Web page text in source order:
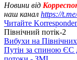
Новини від
наш канал https://
Читайте
Північний потік-2
Вибухи на
Путін за спиною ЄС